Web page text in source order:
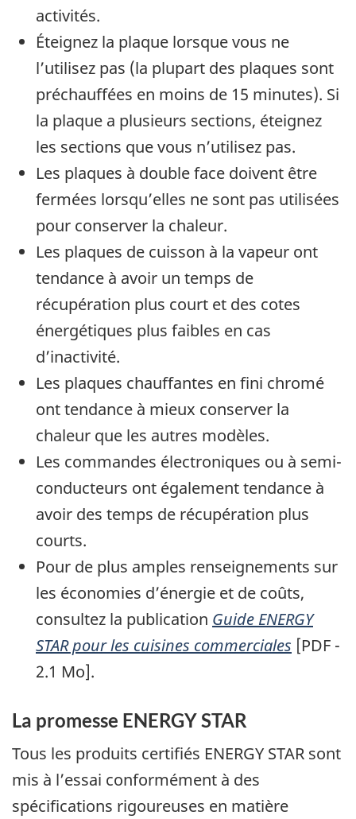
activités.
Éteignez la plaque lorsque vous ne
l’utilisez pas (la plupart des plaques sont
préchauffées en moins de 15 minutes). Si
la plaque a plusieurs sections, éteignez
les sections que vous n’utilisez pas.
Les plaques à double face doivent être
fermées lorsqu’elles ne sont pas utilisées
pour conserver la chaleur.
Les plaques de cuisson à la vapeur ont
tendance à avoir un temps de
récupération plus court et des cotes
énergétiques plus faibles en cas
d’inactivité.
Les plaques chauffantes en fini chromé
ont tendance à mieux conserver la
chaleur que les autres modèles.
Les commandes électroniques ou à semi-
conducteurs ont également tendance à
avoir des temps de récupération plus
courts.
Pour de plus amples renseignements sur
les économies d’énergie et de coûts,
consultez la publication Guide ENERGY
STAR pour les cuisines commerciales [PDF -
2.1 Mo].
La promesse ENERGY STAR
Tous les produits certifiés ENERGY STAR sont
mis à l’essai conformément à des
spécifications rigoureuses en matière